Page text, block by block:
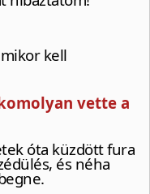
kell
vette a
óta küzdött fura
és néha